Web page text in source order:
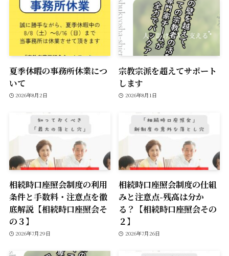
夏季休暇の事務所休業につ
いて
2026年8月2日
宗教宗派を超えてサポート
します
2026年8月1日
相続時口座照会制度の利用
条件と手数料・注意点を徹
底解説【相続時口座照会そ
の３】
2026年7月29日
相続時口座照会制度の仕組
みと注意点-残高は分か
る？【相続時口座照会その
２】
2026年7月26日